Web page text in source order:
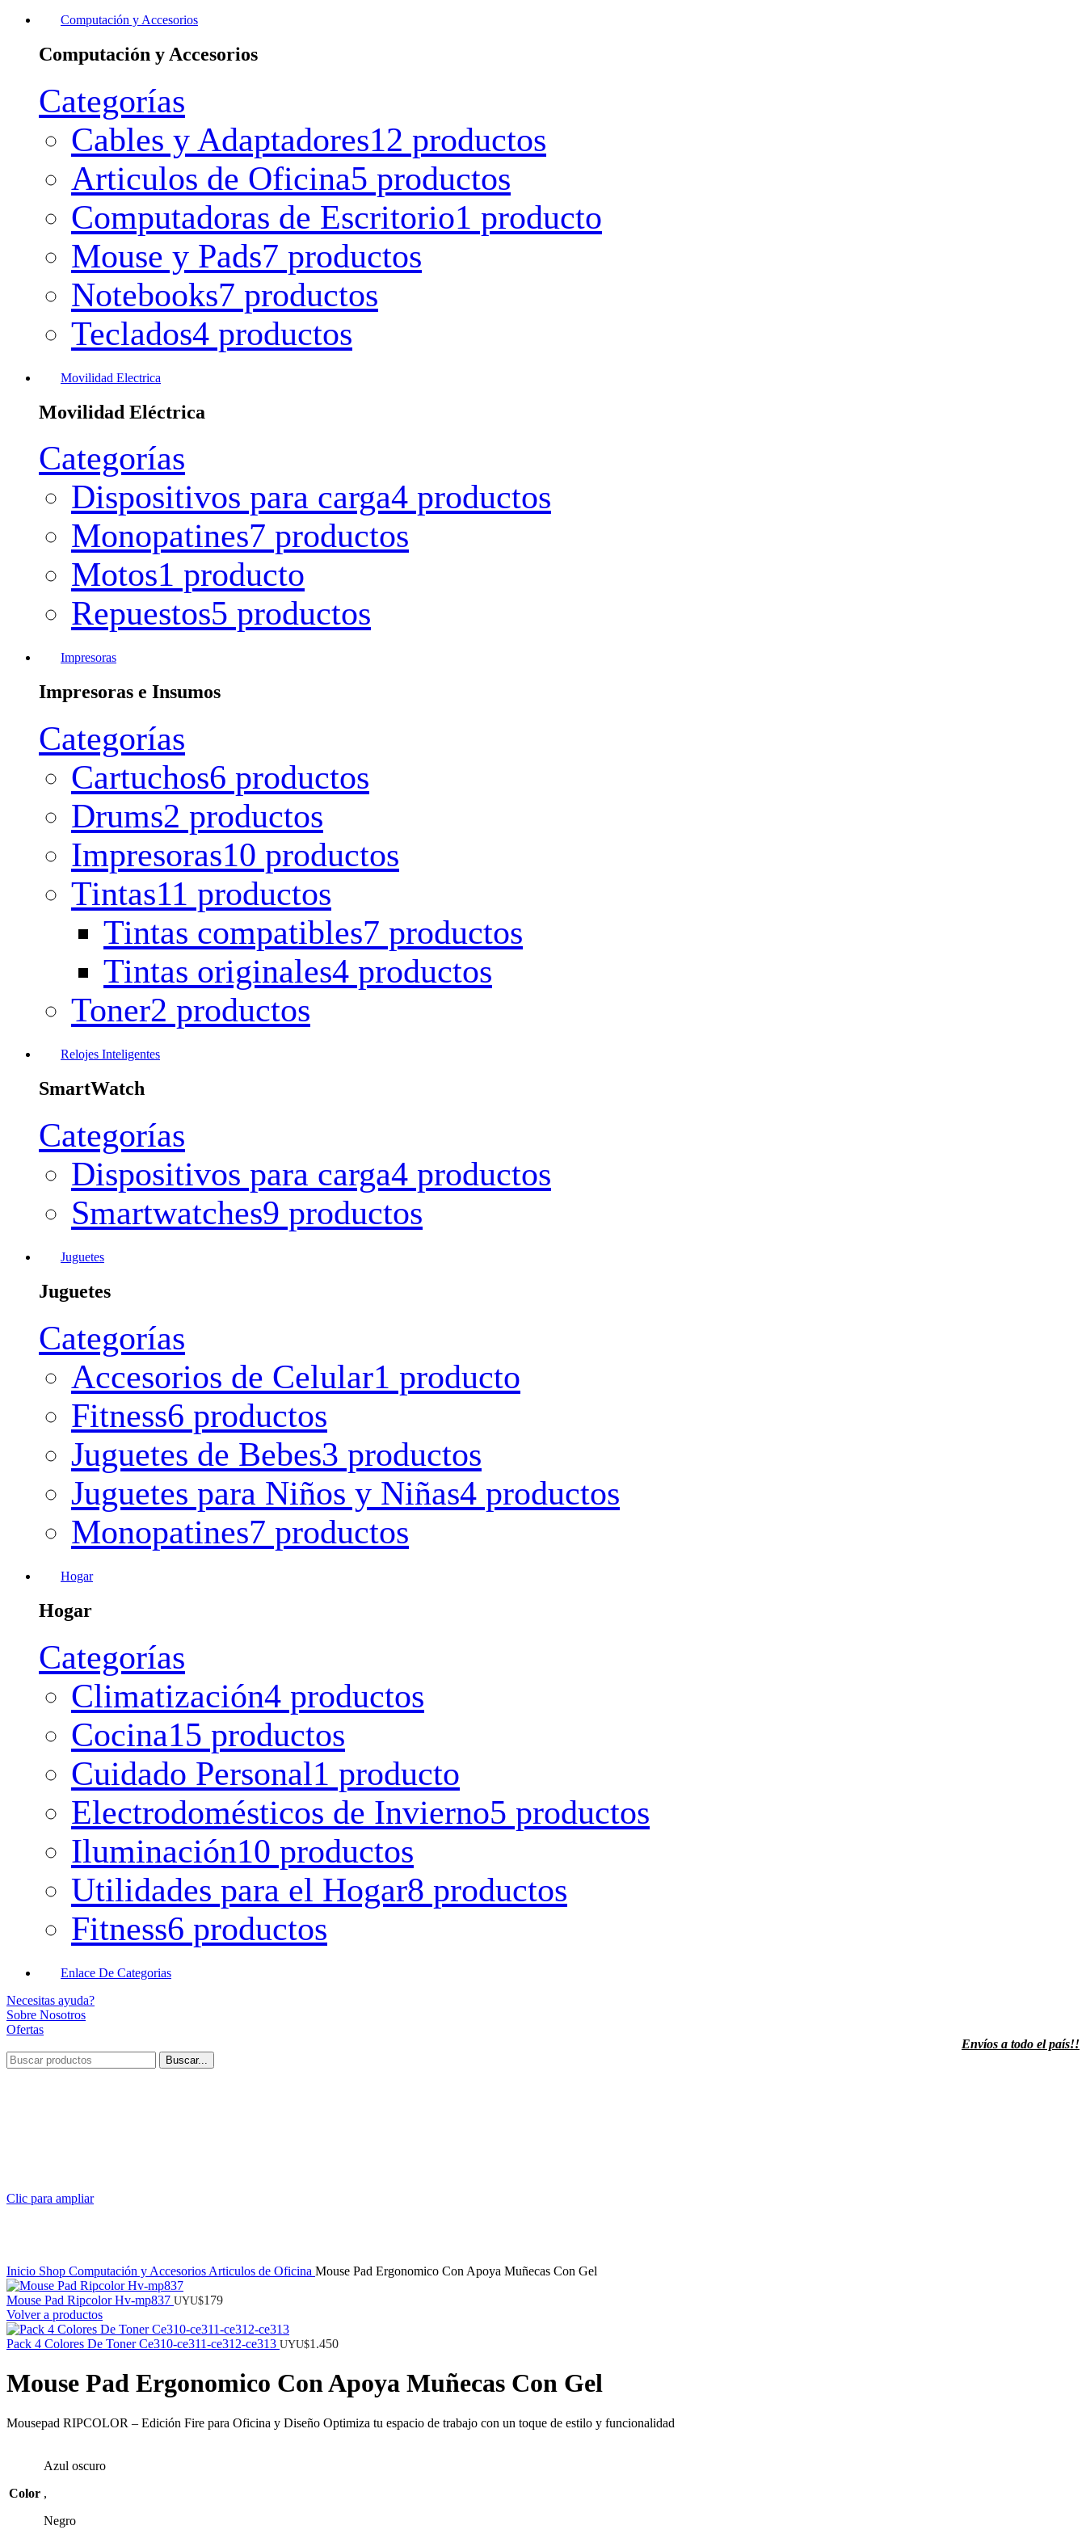
Computación y Accesorios
Computación y Accesorios
Categorías
Cables y Adaptadores12 productos
Articulos de Oficina5 productos
Computadoras de Escritorio1 producto
Mouse y Pads7 productos
Notebooks7 productos
Teclados4 productos
Movilidad Electrica
Movilidad Eléctrica
Categorías
Dispositivos para carga4 productos
Monopatines7 productos
Motos1 producto
Repuestos5 productos
Impresoras
Impresoras e Insumos
Categorías
Cartuchos6 productos
Drums2 productos
Impresoras10 productos
Tintas11 productos
Tintas compatibles7 productos
Tintas originales4 productos
Toner2 productos
Relojes Inteligentes
SmartWatch
Categorías
Dispositivos para carga4 productos
Smartwatches9 productos
Juguetes
Juguetes
Categorías
Accesorios de Celular1 producto
Fitness6 productos
Juguetes de Bebes3 productos
Juguetes para Niños y Niñas4 productos
Monopatines7 productos
Hogar
Hogar
Categorías
Climatización4 productos
Cocina15 productos
Cuidado Personal1 producto
Electrodomésticos de Invierno5 productos
Iluminación10 productos
Utilidades para el Hogar8 productos
Fitness6 productos
Enlace De Categorias
Necesitas ayuda?
Sobre Nosotros
Ofertas
Envíos a todo el país!!
Buscar...
Clic para ampliar
Inicio Shop Computación y Accesorios Articulos de Oficina Mouse Pad Ergonomico Con Apoya Muñecas Con Gel
Mouse Pad Ripcolor Hv-mp837 UYU$179
Volver a productos
Pack 4 Colores De Toner Ce310-ce311-ce312-ce313 UYU$1.450
Mouse Pad Ergonomico Con Apoya Muñecas Con Gel
Mousepad RIPCOLOR – Edición Fire para Oficina y Diseño Optimiza tu espacio de trabajo con un toque de estilo y funcionalidad
Color
Azul oscuro
,
Negro